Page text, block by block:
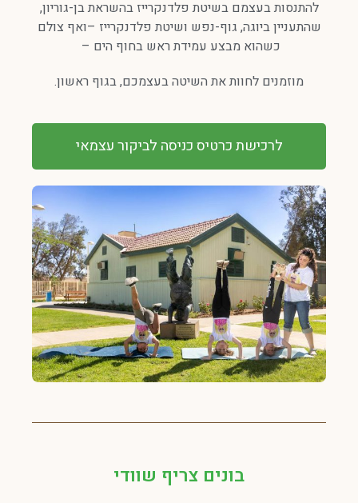
להתנסות בעצמם בשיטת פלדנקרייזבהשראת בן-גוריון,
שהתעניין ביוגה, גוף-נפש ושיטת פלדנקרייז –ואף צולם
כשהוא מבצע עמידת ראש בחוף הים –
מוזמנים לחוות את השיטה בעצמכם, בגוף ראשון.
לרכישת כרטיס כניסה לביקור עצמאי
בונים צריף שוודי